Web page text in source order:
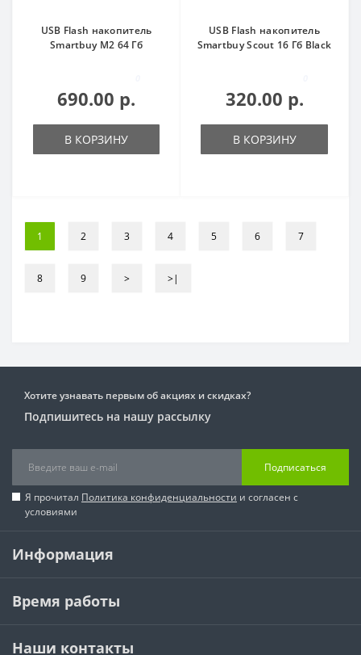
USB Flash накопитель
Smartbuy M2 64 Гб
690.00 р.
В КОРЗИНУ
USB Flash накопитель
Smartbuy Scout 16 Гб Black
320.00 р.
В КОРЗИНУ
1 2 3 4 5 6 7
8 9 > >|
Хотите узнавать первым об акциях и скидках?
Подпишитесь на нашу рассылку
Подписаться
Я прочитал Политика конфиденциальности и согласен с
условиями
Информация
Время работы
Наши контакты